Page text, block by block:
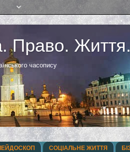
Право. Життя.
часопису
СОЦІАЛЬНЕ ЖИТТЯ